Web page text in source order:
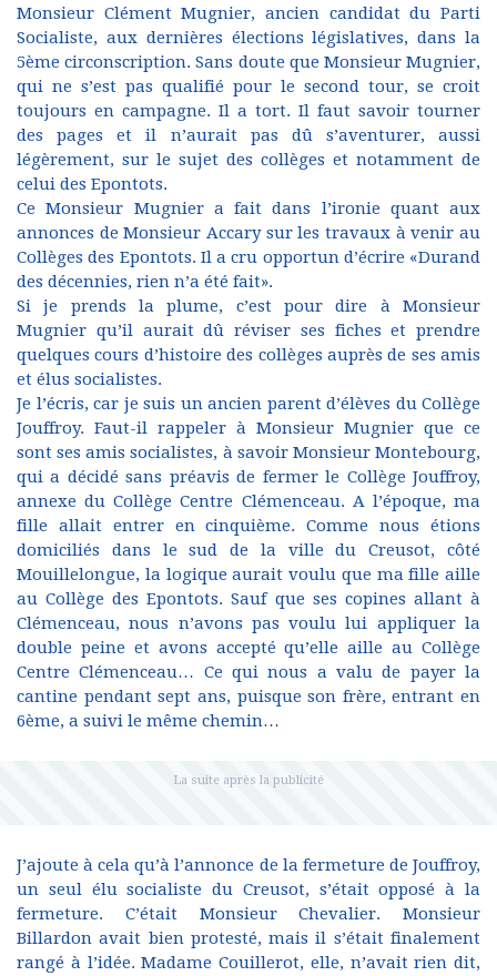
Monsieur Clément Mugnier, ancien candidat du Parti
Socialiste, aux dernières élections législatives, dans la
5ème circonscription. Sans doute que Monsieur Mugnier,
qui ne s’est pas qualifié pour le second tour, se croit
toujours en campagne. Il a tort. Il faut savoir tourner
des pages et il n’aurait pas dû s’aventurer, aussi
légèrement, sur le sujet des collèges et notamment de
celui des Epontots.
Ce Monsieur Mugnier a fait dans l’ironie quant aux
annonces de Monsieur Accary sur les travaux à venir au
Collèges des Epontots. Il a cru opportun d’écrire «Durand
des décennies, rien n’a été fait».
Si je prends la plume, c’est pour dire à Monsieur
Mugnier qu’il aurait dû réviser ses fiches et prendre
quelques cours d’histoire des collèges auprès de ses amis
et élus socialistes.
Je l’écris, car je suis un ancien parent d’élèves du Collège
Jouffroy. Faut-il rappeler à Monsieur Mugnier que ce
sont ses amis socialistes, à savoir Monsieur Montebourg,
qui a décidé sans préavis de fermer le Collège Jouffroy,
annexe du Collège Centre Clémenceau. A l’époque, ma
fille allait entrer en cinquième. Comme nous étions
domiciliés dans le sud de la ville du Creusot, côté
Mouillelongue, la logique aurait voulu que ma fille aille
au Collège des Epontots. Sauf que ses copines allant à
Clémenceau, nous n’avons pas voulu lui appliquer la
double peine et avons accepté qu’elle aille au Collège
Centre Clémenceau… Ce qui nous a valu de payer la
cantine pendant sept ans, puisque son frère, entrant en
6ème, a suivi le même chemin…
J’ajoute à cela qu’à l’annonce de la fermeture de Jouffroy,
un seul élu socialiste du Creusot, s’était opposé à la
fermeture. C’était Monsieur Chevalier. Monsieur
Billardon avait bien protesté, mais il s’était finalement
rangé à l’idée. Madame Couillerot, elle, n’avait rien dit,